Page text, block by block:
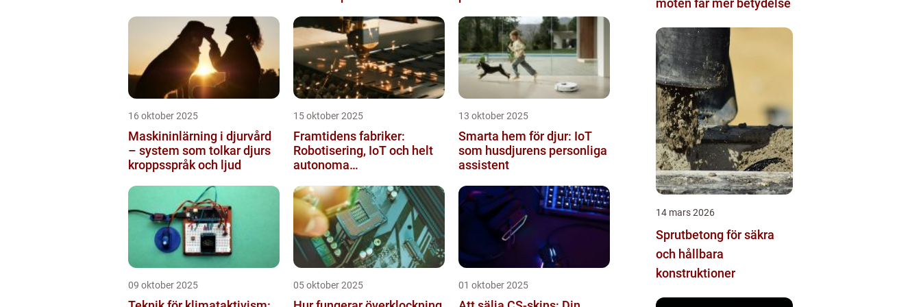
16 oktober 2025
Maskininlärning i djurvård
– system som tolkar djurs
kroppsspråk och ljud
15 oktober 2025
Framtidens fabriker:
Robotisering, IoT och helt
autonoma
13 oktober 2025
Smarta hem för djur: IoT
som husdjurens personliga
assistent
09 oktober 2025 05 oktober 2025 01 oktober 2025
möten får mer betydelse
14 mars 2026
Sprutbetong för säkra
och hållbara
konstruktioner